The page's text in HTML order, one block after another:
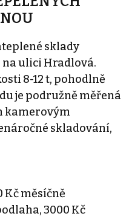
sklady
ulici Hradlová.
8-12 t, pohodlně
je podružně měřená
kamerovým
skladování,
Kč měsíčně
3000 Kč